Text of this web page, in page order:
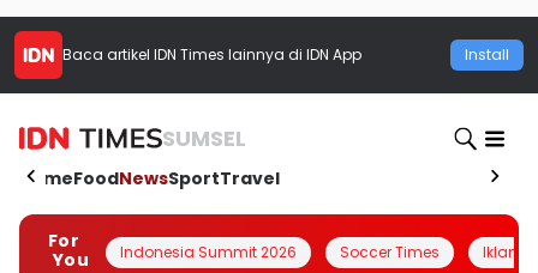
Baca artikel IDN Times lainnya di IDN App Install
SUMSEL
HomeFoodNewsSportTravel
For
You
Indonesia Summit 2026 Soccer Times Iklanin